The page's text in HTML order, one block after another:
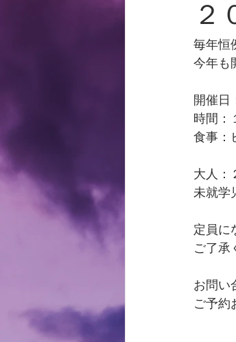
２
毎年恒
今年も
開催日
時間：
食事：
大人：
未就学
定員に
ご了承
お問い
ご予約